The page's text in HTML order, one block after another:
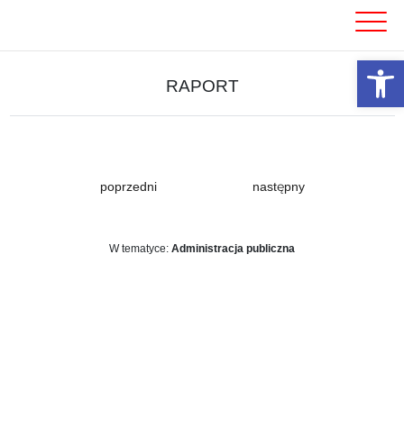
RAPORT
poprzedni następny
W tematyce: Administracja publiczna